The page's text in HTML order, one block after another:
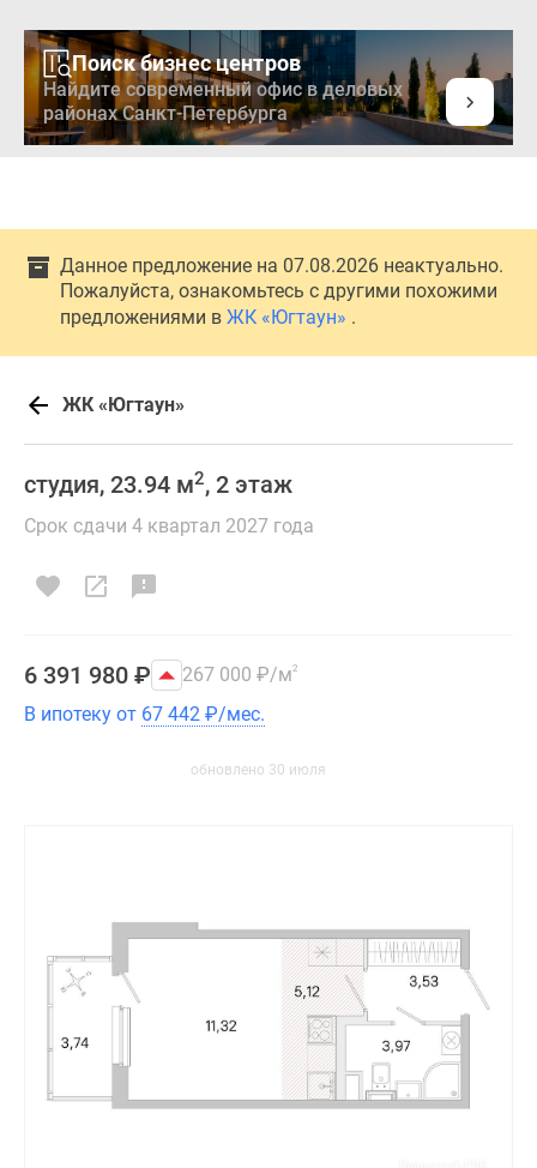
Поиск бизнес центров
Найдите современный офис в деловых
районах Санкт-Петербурга
Данное предложение на 07.08.2026 неактуально.
Пожалуйста, ознакомьтесь с другими похожими
предложениями в ЖК «Югтаун» .
ЖК «Югтаун»
студия, 23.94 м2, 2 этаж
Срок сдачи 4 квартал 2027 года
6 391 980 ₽ 267 000 ₽/м2
В ипотеку от 67 442 ₽/мес.
обновлено 30 июля